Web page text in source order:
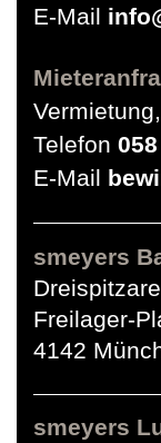
E-Mail
Telefon
E-Mail
smeyers
Freilager-
4142
smeyers